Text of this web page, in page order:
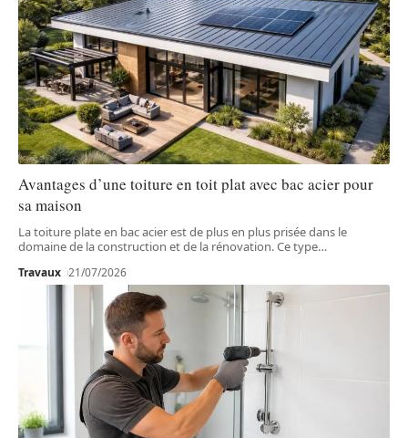
Avantages d’une toiture en toit plat avec bac acier pour
sa maison
La toiture plate en bac acier est de plus en plus prisée dans le
domaine de la construction et de la rénovation. Ce type…
Travaux 21/07/2026